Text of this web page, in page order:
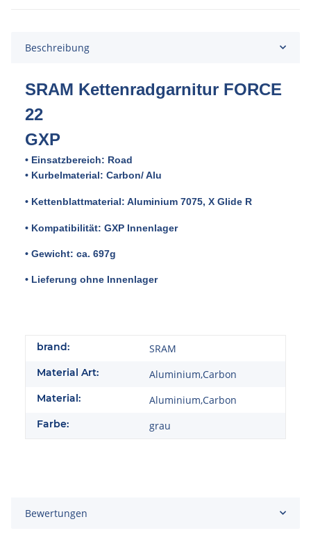
Beschreibung
SRAM Kettenradgarnitur FORCE
22
GXP
• Einsatzbereich: Road
• Kurbelmaterial: Carbon/ Alu
• Kettenblattmaterial: Aluminium 7075, X Glide R
• Kompatibilität: GXP Innenlager
• Gewicht: ca. 697g
• Lieferung ohne Innenlager
brand: SRAM
Material Art: Aluminium,Carbon
Material: Aluminium,Carbon
Farbe: grau
Bewertungen